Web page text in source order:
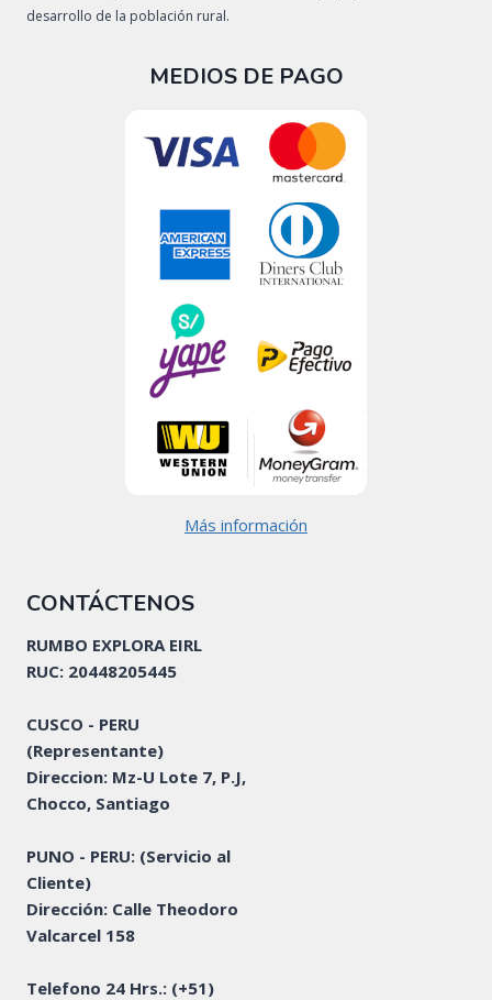
desarrollo de la población rural.
MEDIOS DE PAGO
Más información
CONTÁCTENOS
RUMBO EXPLORA EIRL
RUC: 20448205445
CUSCO - PERU
(Representante)
Direccion: Mz-U Lote 7, P.J,
Chocco, Santiago
PUNO - PERU: (Servicio al
Cliente)
Dirección: Calle Theodoro
Valcarcel 158
Telefono 24 Hrs.: (+51)